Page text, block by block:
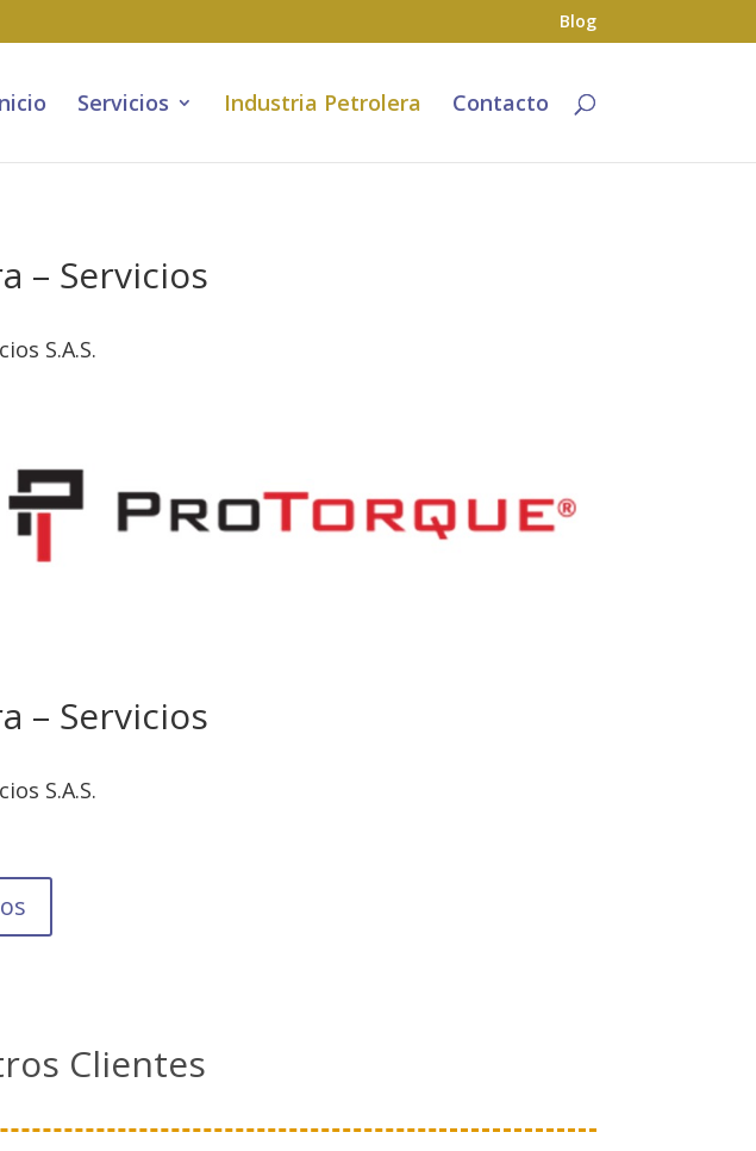
Blog
Servicios Industria Petrolera Contacto
– Servicios
S.A.S.
– Servicios
S.A.S.
Clientes